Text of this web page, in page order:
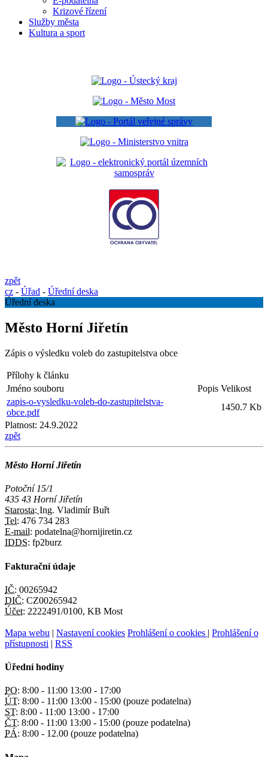
Krizové řízení
Služby města
Kultura a sport
zpět
cz - Úřad - Úřední deska
Úřední deska
Město Horní Jiřetín
Zápis o výsledku voleb do zastupitelstva obce
Přílohy k článku
Jméno souboru
Popis Velikost
zapis-o-vysledku-voleb-do-zastupitelstva-
obce.pdf
1450.7 Kb
Platnost: 24.9.2022
zpět
Město Horní Jiřetín
Potoční 15/1
435 43 Horní Jiřetín
Starosta: Ing. Vladimír Buřt
Tel: 476 734 283
E-mail: podatelna@hornijiretin.cz
IDDS: fp2burz
Fakturační údaje
IČ: 00265942
DIČ: CZ00265942
Účet: 2222491/0100, KB Most
Mapa webu | Nastavení cookies Prohlášení o cookies | Prohlášení o
přístupnosti | RSS
Úřední hodiny
PO: 8:00 - 11:00 13:00 - 17:00
ÚT: 8:00 - 11:00 13:00 - 15:00 (pouze podatelna)
ST: 8:00 - 11:00 13:00 - 17:00
ČT: 8:00 - 11:00 13:00 - 15:00 (pouze podatelna)
PÁ: 8:00 - 12.00 (pouze podatelna)